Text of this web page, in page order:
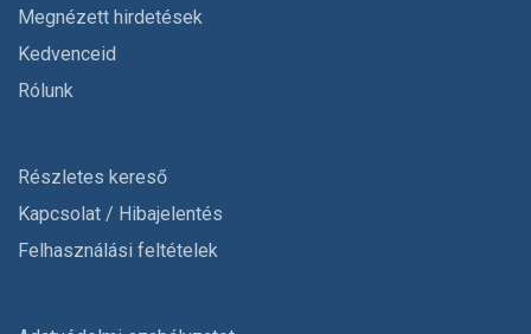
Megnézett hirdetések
Kedvenceid
Rólunk
Részletes kereső
Kapcsolat / Hibajelentés
Felhasználási feltételek